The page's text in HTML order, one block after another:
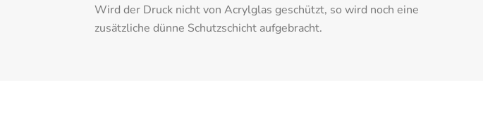
Wird der Druck nicht von Acrylglas geschützt, so wird noch eine
zusätzliche dünne Schutzschicht aufgebracht.